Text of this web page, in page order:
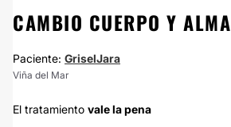
CAMBIO CUERPO Y ALMA
Paciente: GriselJara
Viña del Mar
El tratamiento vale la pena